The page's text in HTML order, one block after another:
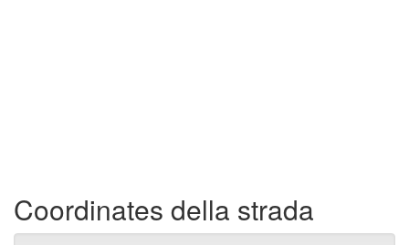
Coordinates della strada